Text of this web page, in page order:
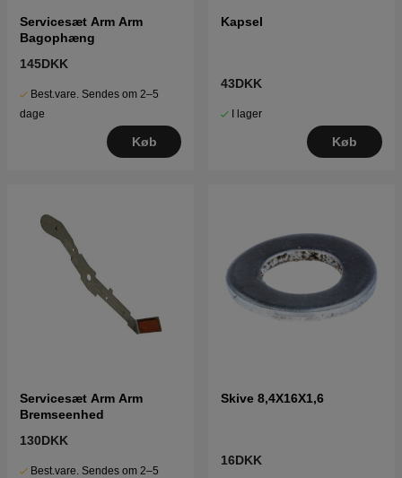
Servicesæt Arm Arm
Bagophæng
145DKK
Best.vare. Sendes om 2–5
dage
Køb
Kapsel
43DKK
I lager
Køb
Servicesæt Arm Arm
Bremseenhed
130DKK
Best.vare. Sendes om 2–5
Skive 8,4X16X1,6
16DKK